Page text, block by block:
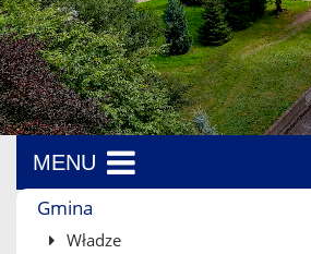
MENU
Menu boczne
Gmina
Władze